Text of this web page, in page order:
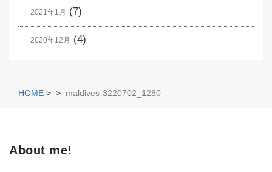
2021年1月 (7)
2020年12月 (4)
HOME > > maldives-3220702_1280
About me!